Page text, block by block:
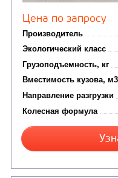
от 5 100 000
Производитель
Экологический
Вместимость
Направление